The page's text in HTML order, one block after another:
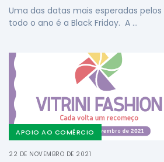
Uma das datas mais esperadas
todo o ano é a Black Friday. A …
APOIO AO COMÉRCIO
22 DE NOVEMBRO DE 2021